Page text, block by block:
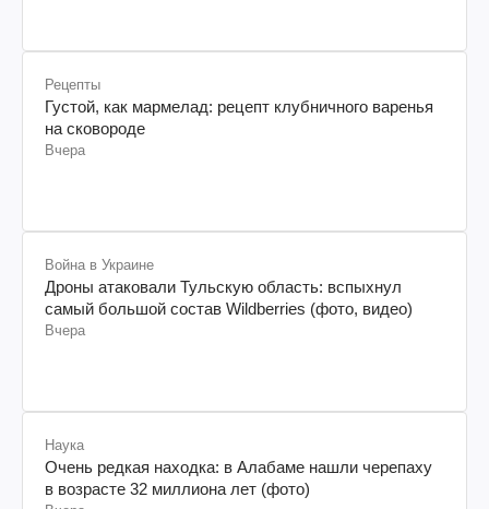
Рецепты
Густой, как мармелад: рецепт клубничного варенья
на сковороде
Вчера
Война в Украине
Дроны атаковали Тульскую область: вспыхнул
самый большой состав Wildberries (фото, видео)
Вчера
Наука
Очень редкая находка: в Алабаме нашли черепаху
в возрасте 32 миллиона лет (фото)